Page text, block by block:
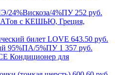
252 руб.
643.50 руб.
1 357 руб.